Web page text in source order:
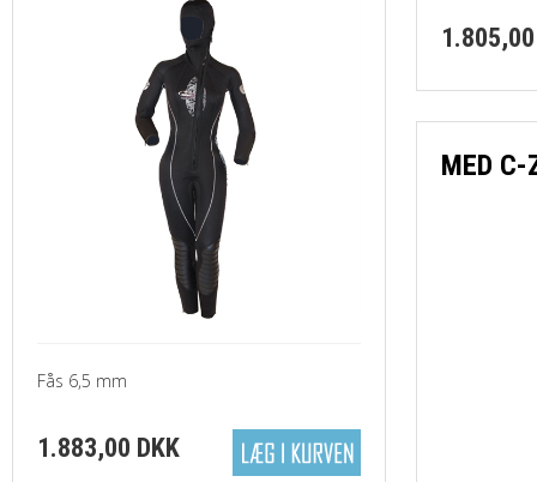
Fås 6,5 mm
1.883,00 DKK
MED